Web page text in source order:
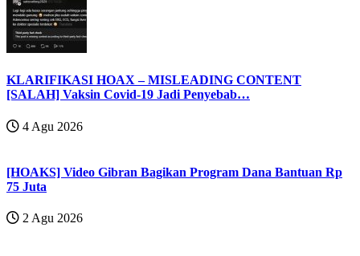
KLARIFIKASI HOAX – MISLEADING CONTENT
[SALAH] Vaksin Covid-19 Jadi Penyebab…
4 Agu 2026
[HOAKS] Video Gibran Bagikan Program Dana Bantuan Rp
75 Juta
2 Agu 2026